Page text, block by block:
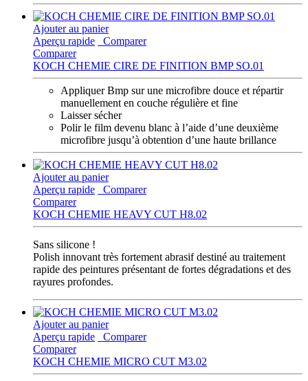
Ajouter au panier
Aperçu rapide
Comparer
Comparer
KOCH CHEMIE CIRE DE FINITION BMP SO.01
Appliquer Bmp sur une microfibre douce et répartir
manuellement en couche régulière et fine
Laisser sécher
Polir le film devenu blanc à l’aide d’une deuxième
microfibre jusqu’à obtention d’une haute brillance
Ajouter au panier
Aperçu rapide
Comparer
Comparer
KOCH CHEMIE HEAVY CUT H8.02
Sans silicone !
Polish innovant très fortement abrasif destiné au traitement
rapide des peintures présentant de fortes dégradations et des
rayures profondes.
Ajouter au panier
Aperçu rapide
Comparer
Comparer
KOCH CHEMIE MICRO CUT M3.02